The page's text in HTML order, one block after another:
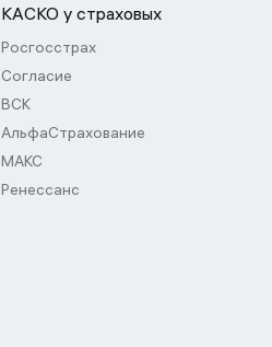
КАСКО у страховых
Росгосстрах
Согласие
ВСК
АльфаСтрахование
МАКС
Ренессанс